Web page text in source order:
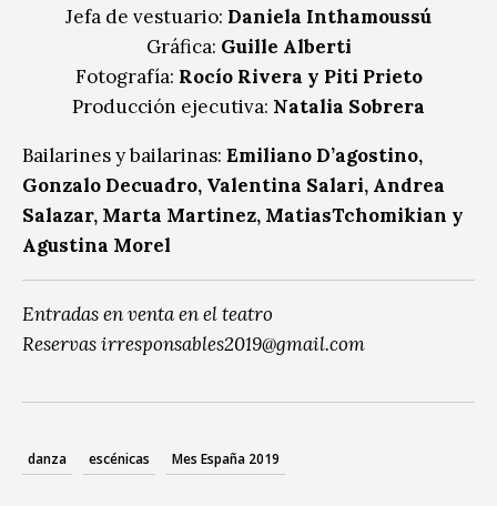
Jefa de vestuario: Daniela Inthamoussú
Gráfica: Guille Alberti
Fotografía: Rocío Rivera y Piti Prieto
Producción ejecutiva: Natalia Sobrera
Bailarines y bailarinas: Emiliano D’agostino,
Gonzalo Decuadro, Valentina Salari, Andrea
Salazar, Marta Martinez, MatiasTchomikian y
Agustina Morel
Entradas en venta en el teatro
Reservas irresponsables2019@gmail.com
danza escénicas Mes España 2019